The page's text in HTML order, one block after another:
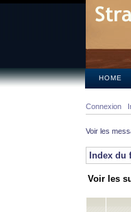
HOME
Connexion
Voir les
Index du
Voir les